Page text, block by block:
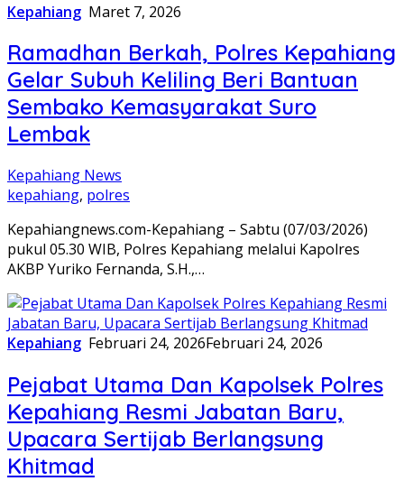
Kepahiang Maret 7, 2026
Ramadhan Berkah, Polres Kepahiang
Gelar Subuh Keliling Beri Bantuan
Sembako Kemasyarakat Suro
Lembak
Kepahiang News
kepahiang, polres
Kepahiangnews.com-Kepahiang – Sabtu (07/03/2026)
pukul 05.30 WIB, Polres Kepahiang melalui Kapolres
AKBP Yuriko Fernanda, S.H.,…
Kepahiang Februari 24, 2026Februari 24, 2026
Pejabat Utama Dan Kapolsek Polres
Kepahiang Resmi Jabatan Baru,
Upacara Sertijab Berlangsung
Khitmad